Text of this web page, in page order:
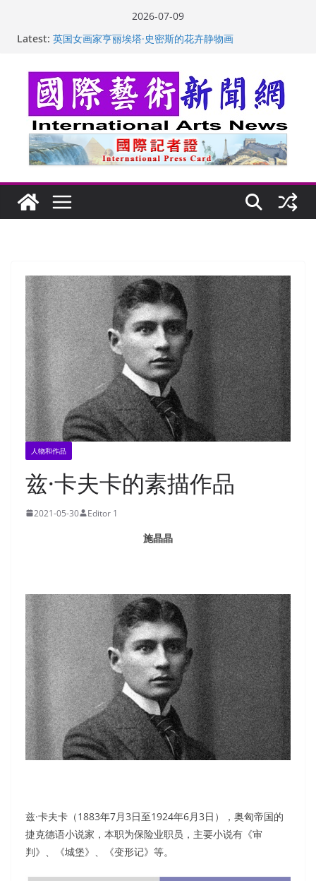
2026-07-09
Latest: “梵心”归处：一场展览 连着攀枝花的千里乡愁
美国人
玛丽安娜·卡拉切娃的绘画：幽默和难以言喻的快乐
苏方 ：“字”得其乐
人物和作品
兹·卡夫卡的素描作品
2021-05-30 Editor 1
施晶晶
兹·卡夫卡（1883年7月3日至1924年6月3日），奥匈帝国的
捷克德语小说家，本职为保险业职员，主要小说有《审
判》、《城堡》、《变形记》等。